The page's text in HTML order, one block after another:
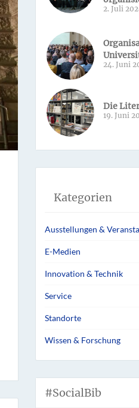
2. Juli
24. Juni
Die
19. Juni
Kategorien
Ausstellungen &
E-Medien
Innovation & Technik
Service
Standorte
Wissen & Forschung
#SocialBib